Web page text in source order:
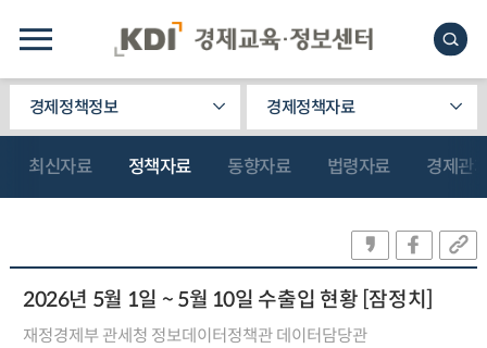
경제정책정보 경제정책자료
최신자료 정책자료 동향자료 법령자료 경제관
2026년 5월 1일 ~ 5월 10일 수출입 현황 [잠정치]
재정경제부 관세청 정보데이터정책관 데이터담당관